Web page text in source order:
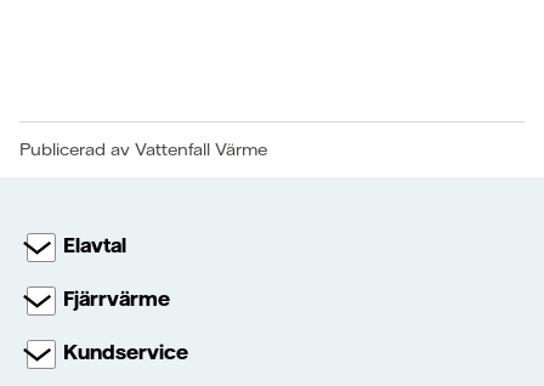
Publicerad av Vattenfall Värme
Elavtal
Fjärrvärme
Kundservice